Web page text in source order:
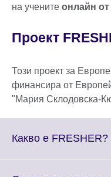
на учените онлайн
Проект
Този проект за
финансира от
"Мария Склодовска-
Какво е FRESHER?